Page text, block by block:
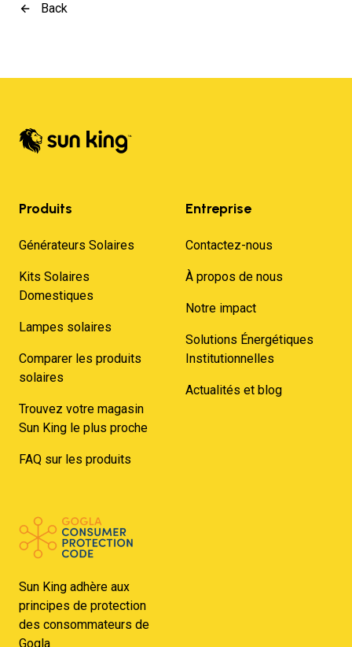
Back
Produits
Générateurs Solaires
Kits Solaires
Domestiques
Lampes solaires
Comparer les produits
solaires
Trouvez votre magasin
Sun King le plus proche
FAQ sur les produits
Entreprise
Contactez-nous
À propos de nous
Notre impact
Solutions Énergétiques
Institutionnelles
Actualités et blog
Sun King adhère aux
principes de protection
des consommateurs de
Gogla